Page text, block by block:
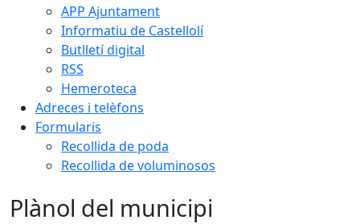
APP Ajuntament
Informatiu de Castellolí
Butlletí digital
RSS
Hemeroteca
Adreces i telèfons
Formularis
Recollida de poda
Recollida de voluminosos
Plànol del municipi